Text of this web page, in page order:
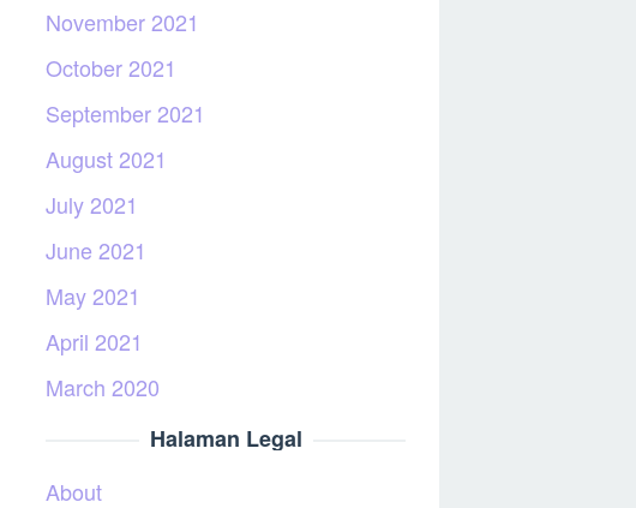
November 2021
October 2021
September 2021
August 2021
July 2021
June 2021
May 2021
April 2021
March 2020
Halaman Legal
About